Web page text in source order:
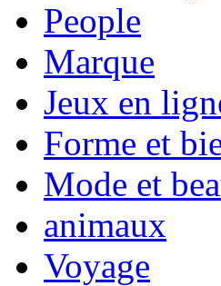
People
Marque
Jeux en
Forme et
Mode et
animaux
Voyage